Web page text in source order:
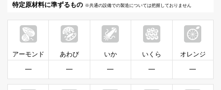
特定原材料に準ずるもの ※共通の設備での製造については把握しておりません
アーモンド
━
あわび
━
いか
━
いくら
━
オレンジ
━